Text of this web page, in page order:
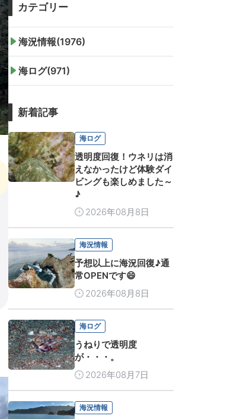
カテゴリー
海況情報(1976)
海ログ(971)
新着記事
海ログ
透明度回復！ウネリは消
えなかったけど体験ダイ
ビングも楽しめました～
♪
2026年08月8日
海況情報
予想以上に海況回復♪通
常OPENです😄
2026年08月8日
海ログ
うねりで透明度
が・・・。
2026年08月7日
海況情報